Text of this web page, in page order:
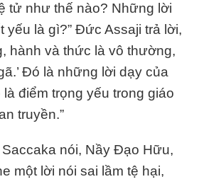
tử như thế nào? Những lời
yếu là gì?” Ðức Assaji trả lời,
hành và thức là vô thường,
Ðó là những lời dạy của
điểm trọng yếu trong giáo
truyền.”
nói, Nầy Ðạo Hữu,
một lời nói sai lầm tệ hại,